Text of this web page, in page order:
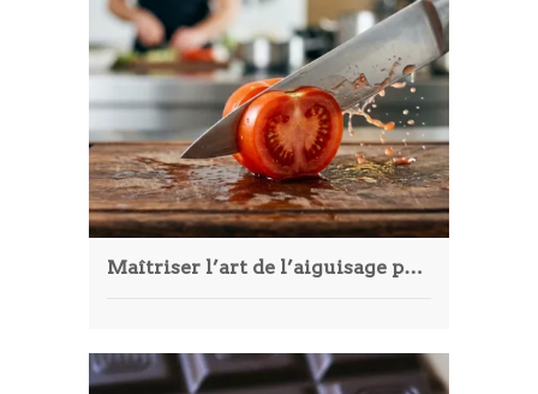
Maîtriser l’art de l’aiguisage pour garder des couteaux performants